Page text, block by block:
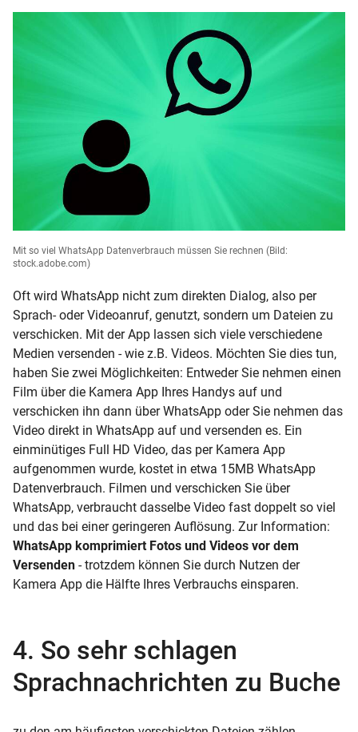
Mit so viel WhatsApp Datenverbrauch müssen Sie rechnen (Bild:
stock.adobe.com)
Oft wird WhatsApp nicht zum direkten Dialog, also per
Sprach- oder Videoanruf, genutzt, sondern um Dateien zu
verschicken. Mit der App lassen sich viele verschiedene
Medien versenden - wie z.B. Videos. Möchten Sie dies tun,
haben Sie zwei Möglichkeiten: Entweder Sie nehmen einen
Film über die Kamera App Ihres Handys auf und
verschicken ihn dann über WhatsApp oder Sie nehmen das
Video direkt in WhatsApp auf und versenden es. Ein
einminütiges Full HD Video, das per Kamera App
aufgenommen wurde, kostet in etwa 15MB WhatsApp
Datenverbrauch. Filmen und verschicken Sie über
WhatsApp, verbraucht dasselbe Video fast doppelt so viel
und das bei einer geringeren Auflösung. Zur Information:
WhatsApp komprimiert Fotos und Videos vor dem
Versenden - trotzdem können Sie durch Nutzen der
Kamera App die Hälfte Ihres Verbrauchs einsparen.
4. So sehr schlagen
Sprachnachrichten zu Buche